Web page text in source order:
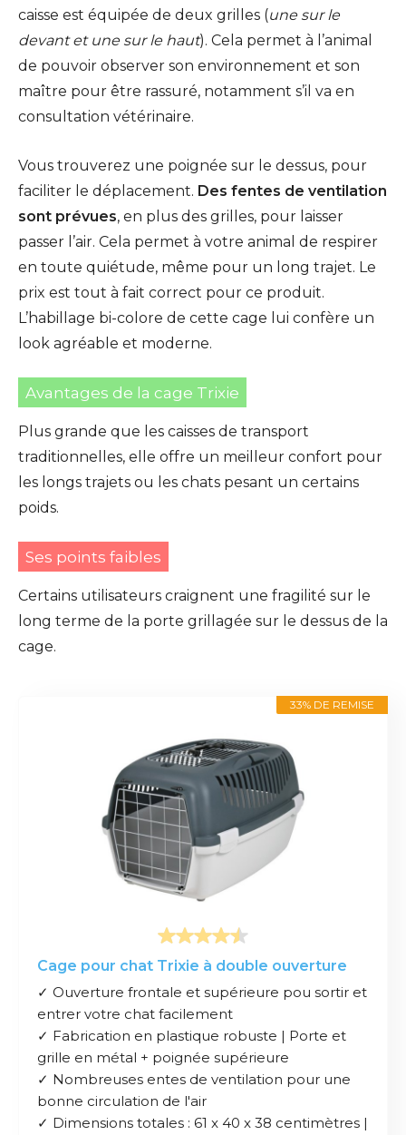
caisse est équipée de deux grilles (une sur le
devant et une sur le haut). Cela permet à l’animal
de pouvoir observer son environnement et son
maître pour être rassuré, notamment s’il va en
consultation vétérinaire.
Vous trouverez une poignée sur le dessus, pour
faciliter le déplacement. Des fentes de ventilation
sont prévues, en plus des grilles, pour laisser
passer l’air. Cela permet à votre animal de respirer
en toute quiétude, même pour un long trajet. Le
prix est tout à fait correct pour ce produit.
L’habillage bi-colore de cette cage lui confère un
look agréable et moderne.
Avantages de la cage Trixie
Plus grande que les caisses de transport
traditionnelles, elle offre un meilleur confort pour
les longs trajets ou les chats pesant un certains
poids.
Ses points faibles
Certains utilisateurs craignent une fragilité sur le
long terme de la porte grillagée sur le dessus de la
cage.
33% DE REMISE
Cage pour chat Trixie à double ouverture
✓ Ouverture frontale et supérieure pou sortir et
entrer votre chat facilement
✓ Fabrication en plastique robuste | Porte et
grille en métal + poignée supérieure
✓ Nombreuses entes de ventilation pour une
bonne circulation de l'air
✓ Dimensions totales : 61 x 40 x 38 centimètres |